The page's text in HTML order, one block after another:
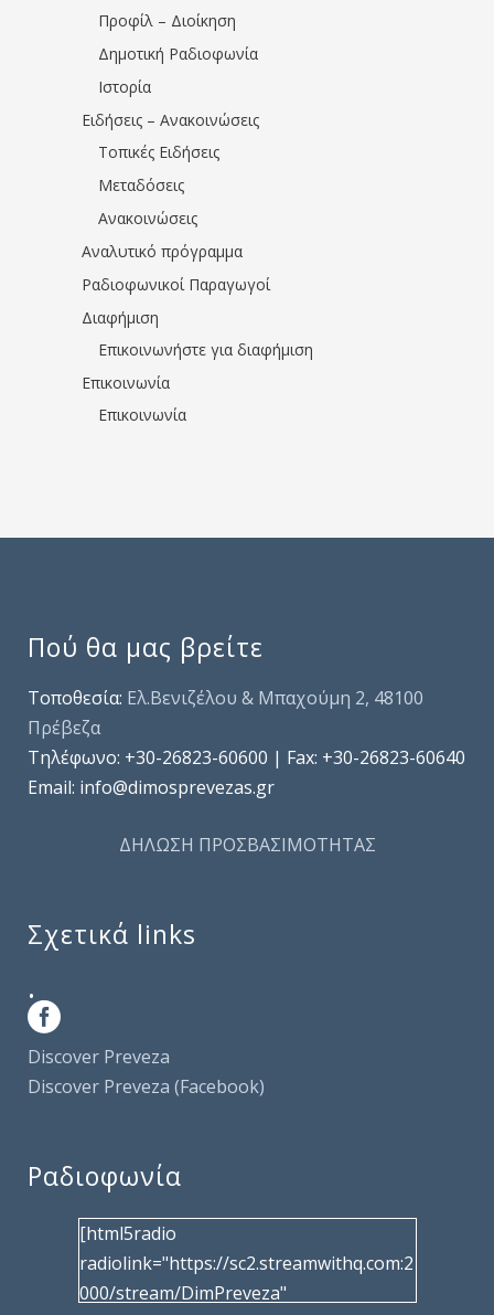
Προφίλ – Διοίκηση
Δημοτική Ραδιοφωνία
Ιστορία
Ειδήσεις – Ανακοινώσεις
Τοπικές Ειδήσεις
Μεταδόσεις
Ανακοινώσεις
Αναλυτικό πρόγραμμα
Ραδιοφωνικοί Παραγωγοί
Διαφήμιση
Επικοινωνήστε για διαφήμιση
Επικοινωνία
Επικοινωνία
Πού θα μας βρείτε
Τοποθεσία: Ελ.Βενιζέλου & Μπαχούμη 2, 48100
Πρέβεζα
Τηλέφωνo: +30-26823-60600 | Fax: +30-26823-60640
Email: info@dimosprevezas.gr
ΔΗΛΩΣΗ ΠΡΟΣΒΑΣΙΜΟΤΗΤΑΣ
Σχετικά links
.
Discover Preveza
Discover Preveza (Facebook)
Ραδιοφωνία
[html5radio
radiolink="https://sc2.streamwithq.com:2
000/stream/DimPreveza"